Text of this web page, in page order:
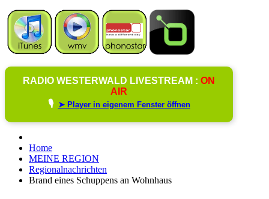
RADIO WESTERWALD LIVESTREAM : ON
AIR
🎙️ ➤ Player in eigenem Fenster öffnen
Home
MEINE REGION
Regionalnachrichten
Brand eines Schuppens an Wohnhaus